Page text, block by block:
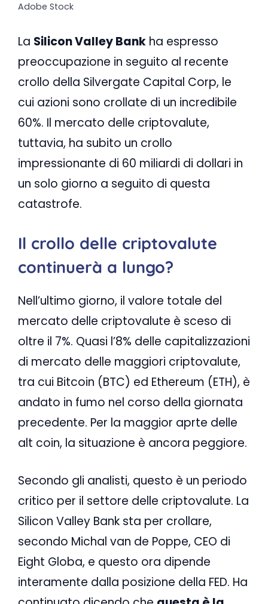
Adobe Stock
La Silicon Valley Bank ha espresso
preoccupazione in seguito al recente
crollo della Silvergate Capital Corp, le
cui azioni sono crollate di un incredibile
60%. Il mercato delle criptovalute,
tuttavia, ha subito un crollo
impressionante di 60 miliardi di dollari in
un solo giorno a seguito di questa
catastrofe.
Il crollo delle criptovalute
continuerà a lungo?
Nell’ultimo giorno, il valore totale del
mercato delle criptovalute è sceso di
oltre il 7%. Quasi l’8% delle capitalizzazioni
di mercato delle maggiori criptovalute,
tra cui Bitcoin (BTC) ed Ethereum (ETH), è
andato in fumo nel corso della giornata
precedente. Per la maggior aprte delle
alt coin, la situazione è ancora peggiore.
Secondo gli analisti, questo è un periodo
critico per il settore delle criptovalute. La
Silicon Valley Bank sta per crollare,
secondo Michal van de Poppe, CEO di
Eight Globa, e questo ora dipende
interamente dalla posizione della FED. Ha